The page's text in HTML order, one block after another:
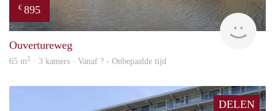
€ 895
Ouvertureweg
65 m2 · 3 kamers · Vanaf ? - Onbepaalde tijd
DELEN